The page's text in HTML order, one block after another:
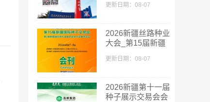
商名录
更新日期：08-07
2026新疆丝路种业
大会_第15届新疆
刊
更新日期：08-07
2026新疆第十一届
种子展示交易会会